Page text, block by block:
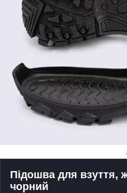
Підошва для взуття,
чорний